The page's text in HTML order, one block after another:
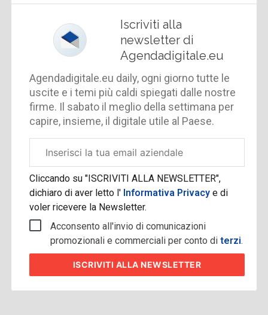
Iscriviti alla
newsletter di
Agendadigitale.eu
Agendadigitale.eu daily, ogni giorno tutte le
uscite e i temi più caldi spiegati dalle nostre
firme. Il sabato il meglio della settimana per
capire, insieme, il digitale utile al Paese.
aziendale
Cliccando su "ISCRIVITI ALLA NEWSLETTER",
dichiaro di aver letto l' Informativa Privacye di
voler ricevere la Newsletter.
Acconsento all'invio di comunicazioni
promozionali e commerciali per conto diterzi.
ISCRIVITI ALLA NEWSLETTER